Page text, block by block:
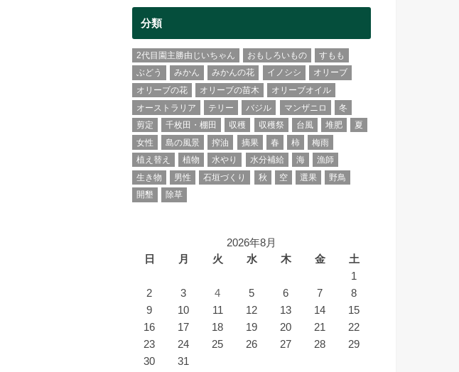
分類
2代目園主勝由じいちゃん おもしろいもの
すもも
ぶどう
みかん みかんの花 イノシシ
オリーブ
オリーブの花
オリーブの苗木
オリーブオイル
オーストラリア
テリー バジル マンザニロ
冬
剪定
千枚田・棚田 収穫 収穫祭 台風 堆肥
夏
女性
島の風景 搾油 摘果 春 柿
梅雨
植え替え
植物 水やり 水分補給 海
漁師
生き物
男性 石垣づくり 秋 空 選果
野鳥
開墾
除草
2026年8月
日
月 火 水 木 金 土
1
2
3 4 5 6 7
8
9
10 11 12 13 14
15
16
17 18 19 20 21
22
23
24 25 26 27 28
29
30
31